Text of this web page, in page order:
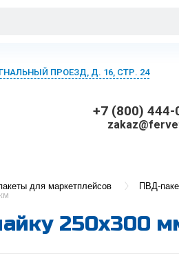
ПРОЕЗД, Д. 16, СТР. 24
+7 (800) 444-
для маркетплейсов
ПВД-
250х300